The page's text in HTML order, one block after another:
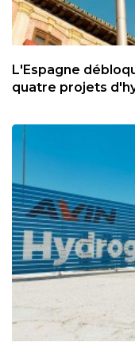
L'Espagne
quatre projets